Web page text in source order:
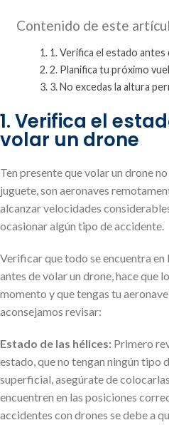
Contenido de este
1. Verifica el estado
2. Planifica tu próximo
3. No excedas la altura
1. Verifica el
volar un drone
Ten presente que volar un drone
juguete, son aeronaves
alcanzar velocidades
ocasionar algún tipo de accidente.
Verificar que todo se encuentra en
antes de volar un drone, hace que
momento y que tengas tu
aconsejamos revisar:
Estado de las hélices: Primero
estado, que no tengan ningún tipo
superficial, asegúrate de
encuentren en las posiciones
accidentes con drones se debe a